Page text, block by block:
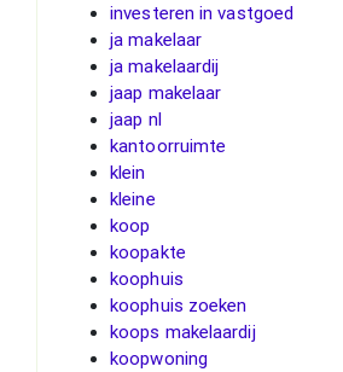
investeren in vastgoed
ja makelaar
ja makelaardij
jaap makelaar
jaap nl
kantoorruimte
klein
kleine
koop
koopakte
koophuis
koophuis zoeken
koops makelaardij
koopwoning